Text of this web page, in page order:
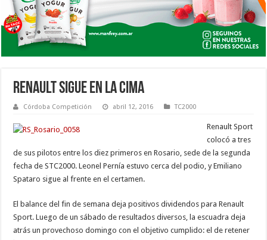
RENAULT SIGUE EN LA CIMA
Córdoba Competición abril 12, 2016 TC2000
Renault Sport
colocó a tres
de sus pilotos entre los diez primeros en Rosario, sede de la segunda
fecha de STC2000. Leonel Pernía estuvo cerca del podio, y Emiliano
Spataro sigue al frente en el certamen.
El balance del fin de semana deja positivos dividendos para Renault
Sport. Luego de un sábado de resultados diversos, la escuadra deja
atrás un provechoso domingo con el objetivo cumplido: el de retener